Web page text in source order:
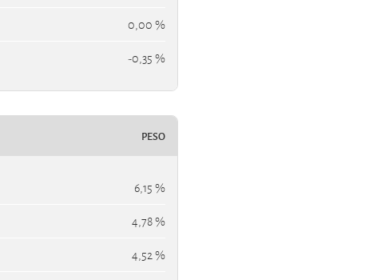
0,00 %
-0,35 %
PESO
6,15 %
4,78 %
4,52 %